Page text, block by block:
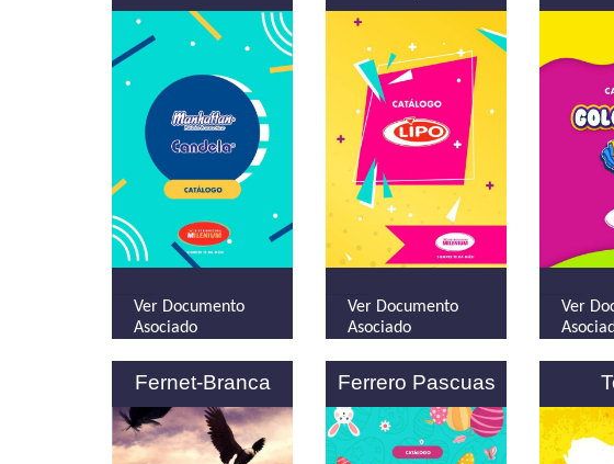
Ver Documento
Asociado
Ver Documento
Asociado
Ver
Fernet-Branca Ferrero Pascuas